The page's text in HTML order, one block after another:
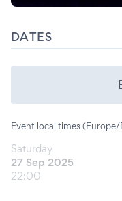
DATES
Event local times (Europe/
Saturday
27 Sep 2025
22:00